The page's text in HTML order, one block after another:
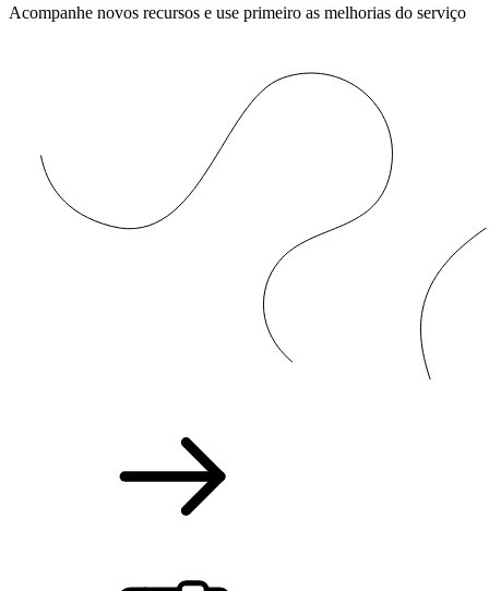
Acompanhe novos recursos e use primeiro as melhorias do serviço